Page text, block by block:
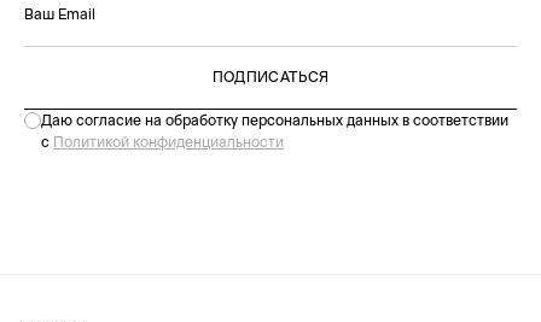
ПОДПИСАТЬСЯ
Даю согласие на обработку персональных данных в соответствии
с Политикой конфиденциальности